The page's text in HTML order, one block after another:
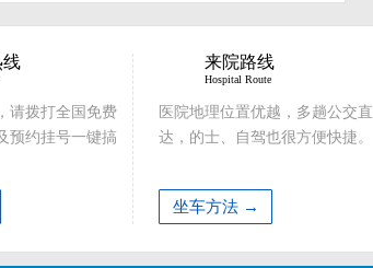
线
请拨打全国免费
预约挂号一键搞
来院路线
Hospital Route
医院地理位置优越，多趟公交直
达，的士、自驾也很方便快捷。
坐车方法 →